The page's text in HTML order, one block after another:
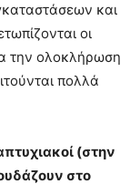
και
οι
την ολοκλήρωση
πολλά
(στην
στο